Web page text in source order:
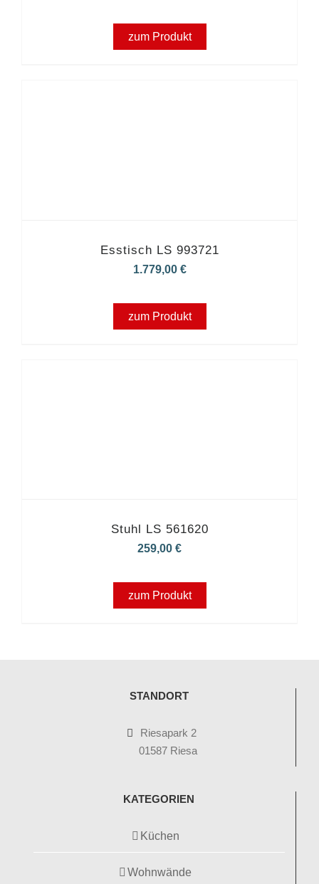
zum Produkt
Esstisch LS 993721
1.779,00 €
zum Produkt
Stuhl LS 561620
259,00 €
zum Produkt
STANDORT
Riesapark 2
01587 Riesa
KATEGORIEN
Küchen
Wohnwände